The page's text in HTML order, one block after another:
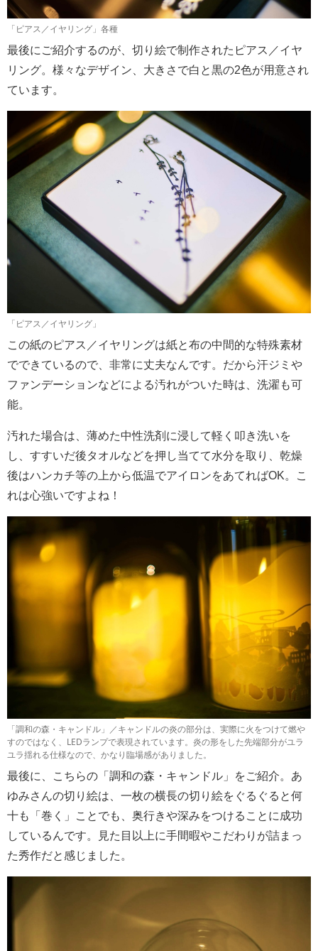
「ピアス／イヤリング」各種
最後にご紹介するのが、切り絵で制作されたピアス／イヤ
リング。様々なデザイン、大きさで白と黒の2色が用意され
ています。
「ピアス／イヤリング」
この紙のピアス／イヤリングは紙と布の中間的な特殊素材
でできているので、非常に丈夫なんです。だから汗ジミや
ファンデーションなどによる汚れがついた時は、洗濯も可
能。
汚れた場合は、薄めた中性洗剤に浸して軽く叩き洗いを
し、すすいだ後タオルなどを押し当てて水分を取り、乾燥
後はハンカチ等の上から低温でアイロンをあてればOK。こ
れは心強いですよね！
「調和の森・キャンドル」／キャンドルの炎の部分は、実際に火をつけて燃や
すのではなく、LEDランプで表現されています。炎の形をした先端部分がユラ
ユラ揺れる仕様なので、かなり臨場感がありました。
最後に、こちらの「調和の森・キャンドル」をご紹介。あ
ゆみさんの切り絵は、一枚の横長の切り絵をぐるぐると何
十も「巻く」ことでも、奥行きや深みをつけることに成功
しているんです。見た目以上に手間暇やこだわりが詰まっ
た秀作だと感じました。